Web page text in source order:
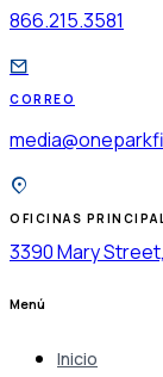
866.215.3581
CORREO
OFICINAS
3390 Mary
Menú
Inicio